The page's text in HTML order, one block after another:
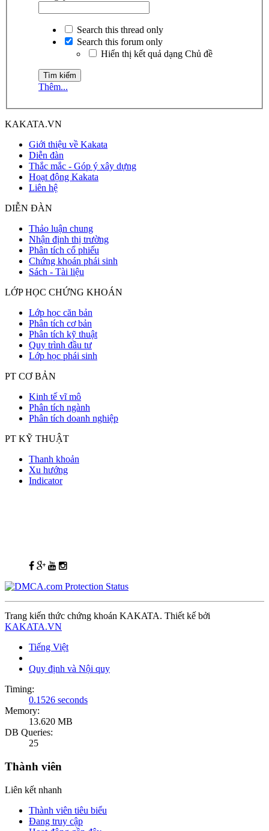
Search this thread only
Search this forum only
Hiển thị kết quả dạng Chủ đề
Thêm...
KAKATA.VN
Giới thiệu về Kakata
Diễn đàn
Thắc mắc - Góp ý xây dựng
Hoạt động Kakata
Liên hệ
DIỄN ĐÀN
Thảo luận chung
Nhận định thị trường
Phân tích cổ phiếu
Chứng khoán phái sinh
Sách - Tài liệu
LỚP HỌC CHỨNG KHOÁN
Lớp học căn bản
Phân tích cơ bản
Phân tích kỹ thuật
Quy trình đầu tư
Lớp học phái sinh
PT CƠ BẢN
Kinh tế vĩ mô
Phân tích ngành
Phân tích doanh nghiệp
PT KỸ THUẬT
Thanh khoản
Xu hướng
Indicator
Trang kiến thức chứng khoán KAKATA. Thiết kế bởi
KAKATA.VN
Tiếng Việt
Quy định và Nội quy
Timing:
0.1526 seconds
Memory:
13.620 MB
DB Queries:
25
Thành viên
Liên kết nhanh
Thành viên tiêu biểu
Đang truy cập